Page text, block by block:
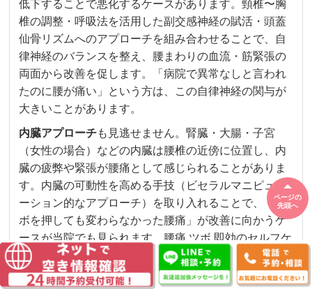
低下することで悪化するケースがあります。頸椎〜胸
椎の調整・呼吸法を活用した副交感神経の賦活・頭蓋
仙骨リズムへのアプローチを組み合わせることで、自
律神経のバランスを整え、腰まわりの血流・筋緊張の
両面から改善を促します。「病院で異常なしと言われ
たのに腰が痛い」という方は、この自律神経の関与が
大きいことがあります。
内臓アプローチも見逃せません。腎臓・大腸・子宮
（女性の場合）などの内臓は腰椎の近傍に位置し、内
臓の疲弊や緊張が腰痛として感じられることがありま
す。内臓の可動性を高める手技（ビセラルマニピュレ
ーション的なアプローチ）を取り入れることで、「ツ
ボを押しても変わらなかった腰痛」が改善に向かうケ
ースが当院でも見られます。腰痛 ツボ 即効のセルフケ
アを続けながら整体で根本にアプローチすることで、
相乗効果が生まれやすい状態になります。
ページの
先頭へ